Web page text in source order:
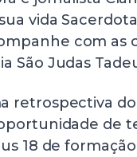
vida
com as
São Judas
retrospectiva
de
18 de